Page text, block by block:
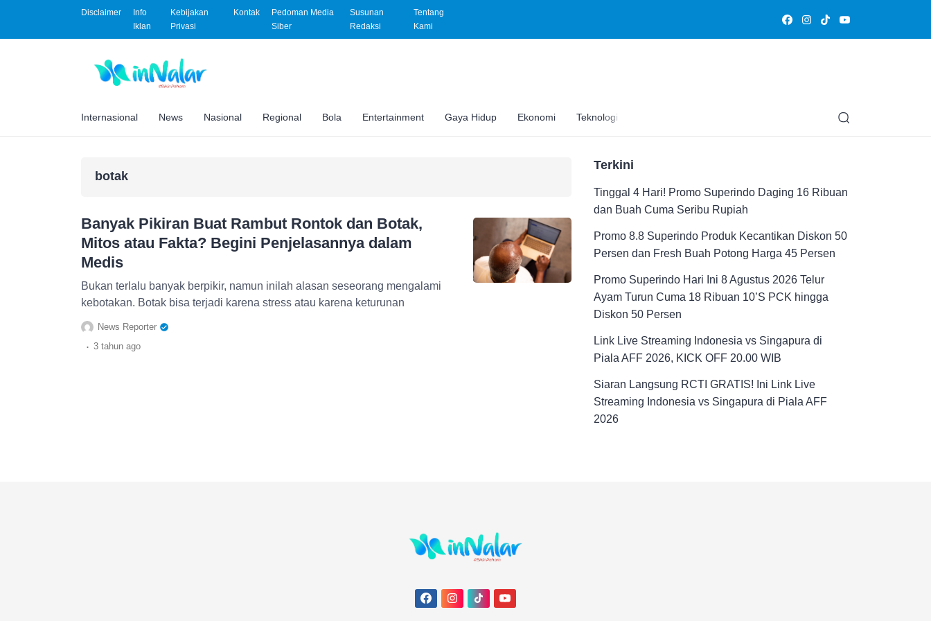
Disclaimer
Info
Iklan
Kebijakan
Privasi
Kontak
Pedoman Media
Siber
Susunan
Redaksi
Tentang
Kami
Internasional News Nasional Regional Bola Entertainment Gaya Hidup Ekonomi Teknologi Edukasi
botak
Banyak Pikiran Buat Rambut Rontok dan Botak,
Mitos atau Fakta? Begini Penjelasannya dalam
Medis
Bukan terlalu banyak berpikir, namun inilah alasan seseorang mengalami
kebotakan. Botak bisa terjadi karena stress atau karena keturunan
News Reporter
. 3 tahun ago
Terkini
Tinggal 4 Hari! Promo Superindo Daging 16 Ribuan
dan Buah Cuma Seribu Rupiah
Promo 8.8 Superindo Produk Kecantikan Diskon 50
Persen dan Fresh Buah Potong Harga 45 Persen
Promo Superindo Hari Ini 8 Agustus 2026 Telur
Ayam Turun Cuma 18 Ribuan 10’S PCK hingga
Diskon 50 Persen
Link Live Streaming Indonesia vs Singapura di
Piala AFF 2026, KICK OFF 20.00 WIB
Siaran Langsung RCTI GRATIS! Ini Link Live
Streaming Indonesia vs Singapura di Piala AFF
2026